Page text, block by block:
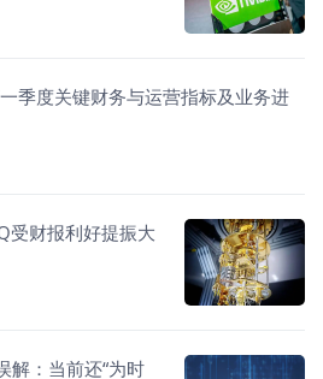
季度关键财务与运营指标及业务进
受财报利好提振大
解：当前还“为时